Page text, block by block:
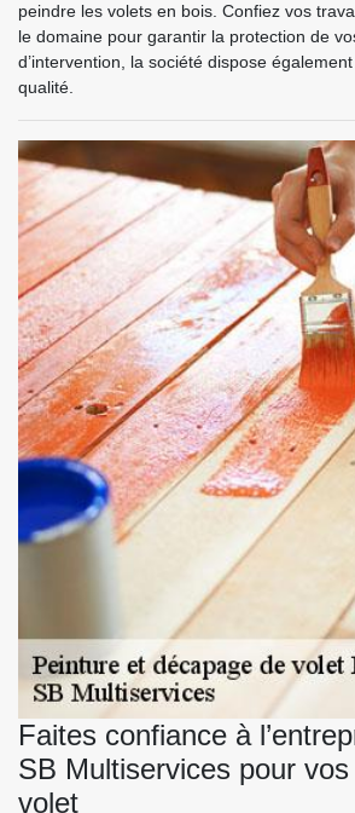
peindre les volets en bois. Confiez vos
le domaine pour garantir la protection de
d’intervention, la société dispose
qualité.
Faites confiance à
SB Multiservices pour
volet